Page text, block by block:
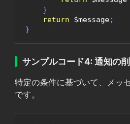
}
return $message;
}
サンプルコード4: 通知の
特定の条件に基づいて、メッ
です。